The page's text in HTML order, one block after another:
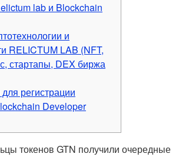
lab и Blockchain
и
RELICTUM LAB (NFT,
стартапы, DEX биржа
регистрации
Developer
токенов GTN получили очередные